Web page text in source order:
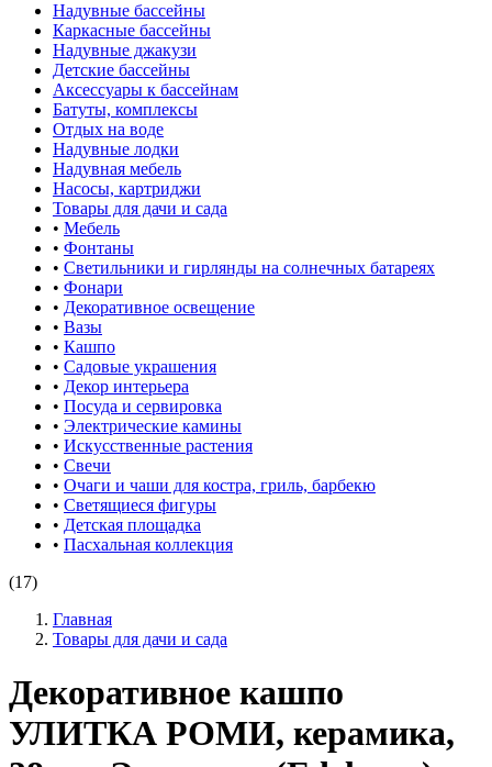
Надувные бассейны
Каркасные бассейны
Надувные джакузи
Детские бассейны
Аксессуары к бассейнам
Батуты, комплексы
Отдых на воде
Надувные лодки
Надувная мебель
Насосы, картриджи
Товары для дачи и сада
• Мебель
• Фонтаны
• Светильники и гирлянды на солнечных батареях
• Фонари
• Декоративное освещение
• Вазы
• Кашпо
• Садовые украшения
• Декор интерьера
• Посуда и сервировка
• Электрические камины
• Искусственные растения
• Свечи
• Очаги и чаши для костра, гриль, барбекю
• Светящиеся фигуры
• Детская площадка
• Пасхальная коллекция
(17)
Главная
Товары для дачи и сада
Декоративное кашпо
УЛИТКА РОМИ, керамика,